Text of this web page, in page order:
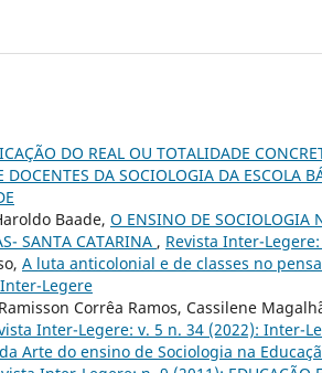
DO REAL OU TOTALIDADE
DOCENTES DA SOCIOLOGIA DA ESCOLA
Baade, O ENSINO DE SOCIOLOGIA
SANTA CATARINA , Revista Inter-
A luta anticolonial e de classes no
Legere
Corrêa Ramos, Cassilene
Inter-Legere: v. 5 n. 34 (2022): Inter-
Arte do ensino de Sociologia na